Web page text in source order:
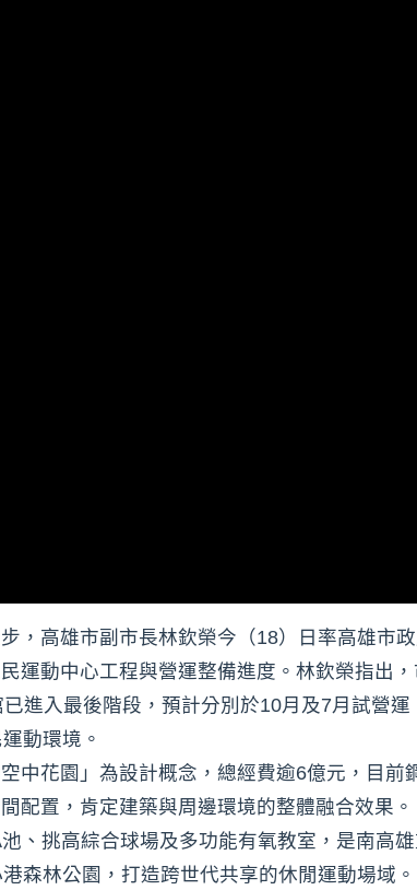
，高雄市副市長林欽榮今（18）日率高雄市
運動中心工程與營運整備進度。林欽榮指出
進入最後階段，預計分別於10月及7月試營運
動環境。
中花園」為設計概念，總經費逾6億元，目前
配置，肯定建築與周邊環境的整體融合效果。
、挑高綜合球場及多功能有氧教室，是南高
森林公園，打造跨世代共享的休閒運動場域。